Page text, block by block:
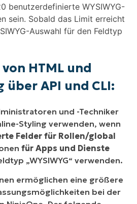
benutzerdefinierte WYSIWYG-
sein. Sobald das Limit erreicht
Auswahl für den Feldtyp
HTML und
API und CLI:
und -Techniker
Styling verwenden, wenn
Felder für Rollen/global
für Apps und Dienste
„WYSIWYG“ verwenden.
ermöglichen eine größere
bei der